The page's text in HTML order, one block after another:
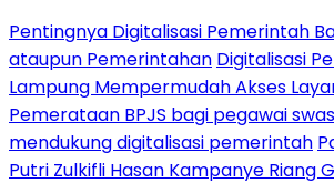
Pentingnya Digitalisasi Pemerintah
ataupun Pemerintahan Digitalisasi
Lampung Mempermudah Akses
Pemerataan BPJS bagi pegawai
mendukung digitalisasi pemerintah
Putri Zulkifli Hasan Kampanye Riang